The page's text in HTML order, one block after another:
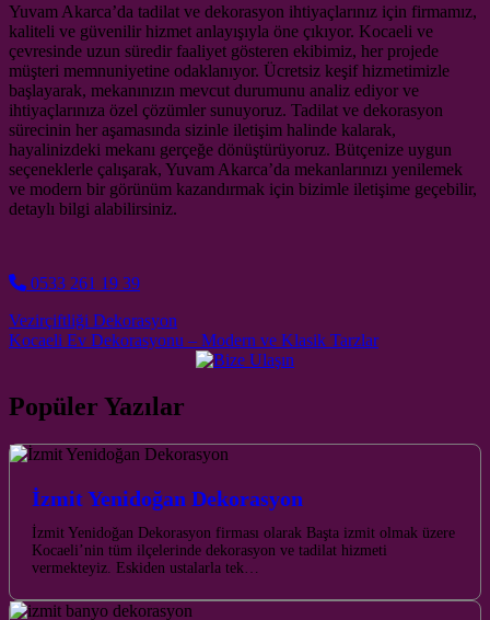
Yuvam Akarca’da tadilat ve dekorasyon ihtiyaçlarınız için firmamız,
kaliteli ve güvenilir hizmet anlayışıyla öne çıkıyor. Kocaeli ve
çevresinde uzun süredir faaliyet gösteren ekibimiz, her projede
müşteri memnuniyetine odaklanıyor. Ücretsiz keşif hizmetimizle
başlayarak, mekanınızın mevcut durumunu analiz ediyor ve
ihtiyaçlarınıza özel çözümler sunuyoruz. Tadilat ve dekorasyon
sürecinin her aşamasında sizinle iletişim halinde kalarak,
hayalinizdeki mekanı gerçeğe dönüştürüyoruz. Bütçenize uygun
seçeneklerle çalışarak, Yuvam Akarca’da mekanlarınızı yenilemek
ve modern bir görünüm kazandırmak için bizimle iletişime geçebilir,
detaylı bilgi alabilirsiniz.
0533 261 19 39
Post navigation
Vezirçiftliği Dekorasyon
Kocaeli Ev Dekorasyonu – Modern ve Klasik Tarzlar
Popüler Yazılar
İzmit Yenidoğan Dekorasyon
İzmit Yenidoğan Dekorasyon firması olarak Başta izmit olmak üzere
Kocaeli’nin tüm ilçelerinde dekorasyon ve tadilat hizmeti
vermekteyiz. Eskiden ustalarla tek…